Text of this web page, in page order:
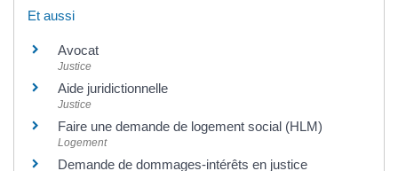
Et aussi
Avocat
Justice
Aide juridictionnelle
Justice
Faire une demande de logement social (HLM)
Logement
Demande de dommages-intérêts en justice